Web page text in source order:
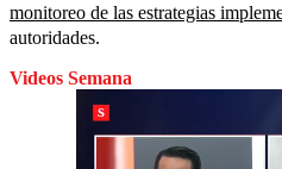
monitoreo de las estrategias
autoridades.
Videos Semana